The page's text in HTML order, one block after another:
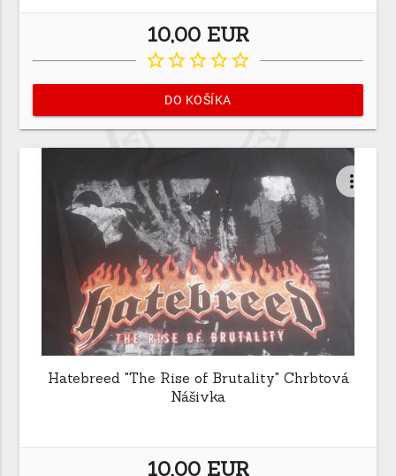
10,00 EUR
star_borderstar_borderstar_borderstar_borderstar_border
DO KOŠÍKA
more_vert
Hatebreed "The Rise of Brutality" Chrbtová
Nášivka
10,00 EUR